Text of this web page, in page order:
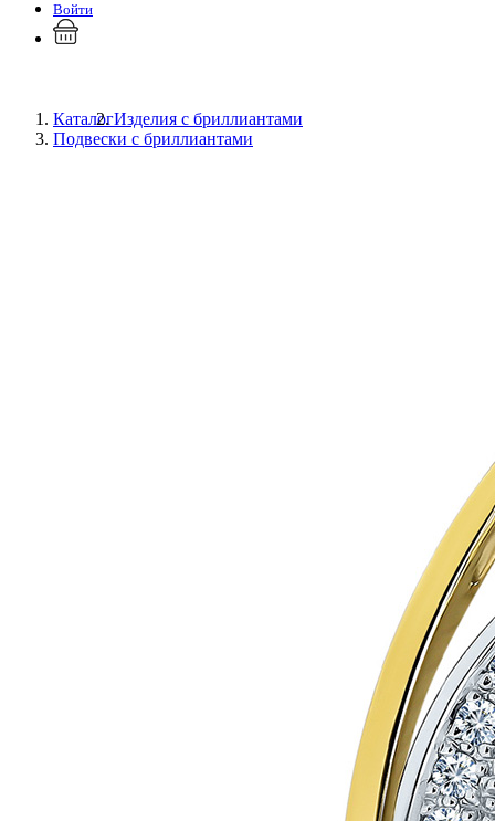
Войти
КаталогИзделия с бриллиантами
Подвески с бриллиантами